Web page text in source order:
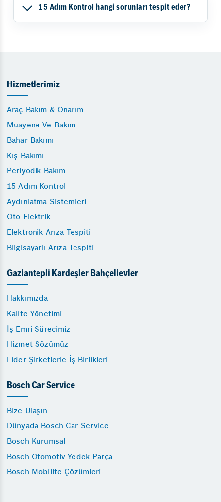
15 Adım Kontrol hangi sorunları tespit eder?
Hizmetlerimiz
Araç Bakım & Onarım
Muayene Ve Bakım
Bahar Bakımı
Kış Bakımı
Periyodik Bakım
15 Adım Kontrol
Aydınlatma Sistemleri
Oto Elektrik
Elektronik Arıza Tespiti
Bilgisayarlı Arıza Tespiti
Gaziantepli Kardeşler Bahçelievler
Hakkımızda
Kalite Yönetimi
İş Emri Sürecimiz
Hizmet Sözümüz
Lider Şirketlerle İş Birlikleri
Bosch Car Service
Bize Ulaşın
Dünyada Bosch Car Service
Bosch Kurumsal
Bosch Otomotiv Yedek Parça
Bosch Mobilite Çözümleri